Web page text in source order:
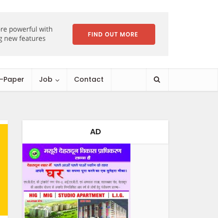
Paper Job Contact
AD